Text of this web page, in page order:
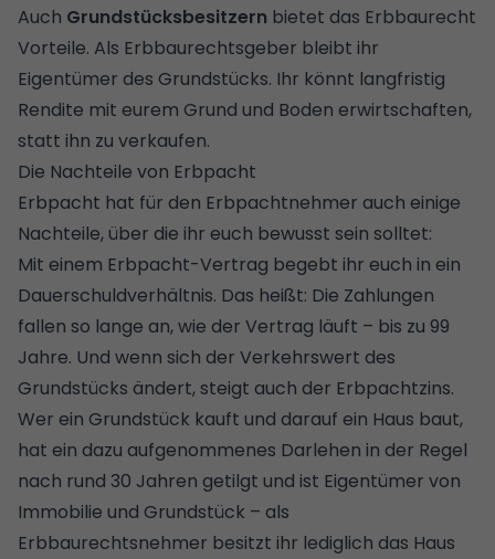
Auch Grundstücksbesitzern bietet das Erbbaurecht
Vorteile. Als Erbbaurechtsgeber bleibt ihr
Eigentümer des Grundstücks. Ihr könnt langfristig
Rendite mit eurem Grund und Boden erwirtschaften,
statt ihn zu verkaufen.
Die Nachteile von Erbpacht
Erbpacht hat für den Erbpachtnehmer auch einige
Nachteile, über die ihr euch bewusst sein solltet:
Mit einem Erbpacht-Vertrag begebt ihr euch in ein
Dauerschuldverhältnis. Das heißt: Die Zahlungen
fallen so lange an, wie der Vertrag läuft – bis zu 99
Jahre. Und wenn sich der Verkehrswert des
Grundstücks ändert, steigt auch der Erbpachtzins.
Wer ein Grundstück kauft und darauf ein Haus baut,
hat ein dazu aufgenommenes Darlehen in der Regel
nach rund 30 Jahren getilgt und ist Eigentümer von
Immobilie und Grundstück – als
Erbbaurechtsnehmer besitzt ihr lediglich das Haus